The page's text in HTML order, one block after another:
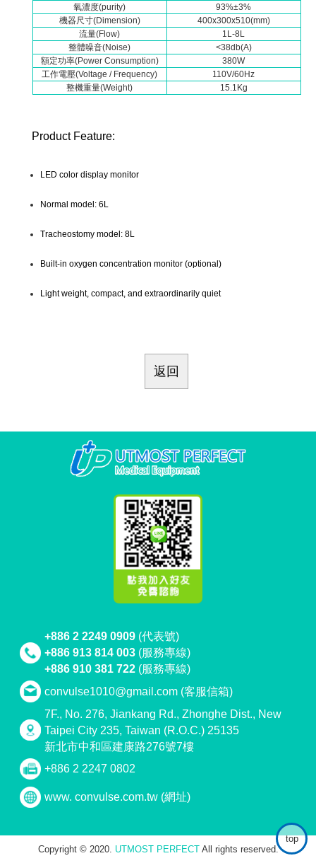
top
氧濃度(purity)
93%±3%
機器尺寸(Dimension)
400x300x510(mm)
流量(Flow)
1L-8L
整體噪音(Noise)
<38db(A)
額定功率(Power Consumption)
380W
工作電壓(Voltage / Frequency)
110V/60Hz
整機重量(Weight)
15.1Kg
Product Feature:
LED color display monitor
Normal model: 6L
Tracheostomy model: 8L
Built-in oxygen concentration monitor (optional)
Light weight, compact, and extraordinarily quiet
返回
+886 2 2249 0909 (代表號)
+886 913 814 003 (服務專線)
+886 910 381 722 (服務專線)
convulse1010@gmail.com (客服信箱)
7F., No. 276, Jiankang Rd., Zhonghe Dist., New
Taipei City 235, Taiwan (R.O.C.) 25135
新北市中和區建康路276號7樓
+886 2 2247 0802
www. convulse.com.tw (網址)
Copyright © 2020. UTMOST PERFECTAll rights reserved.